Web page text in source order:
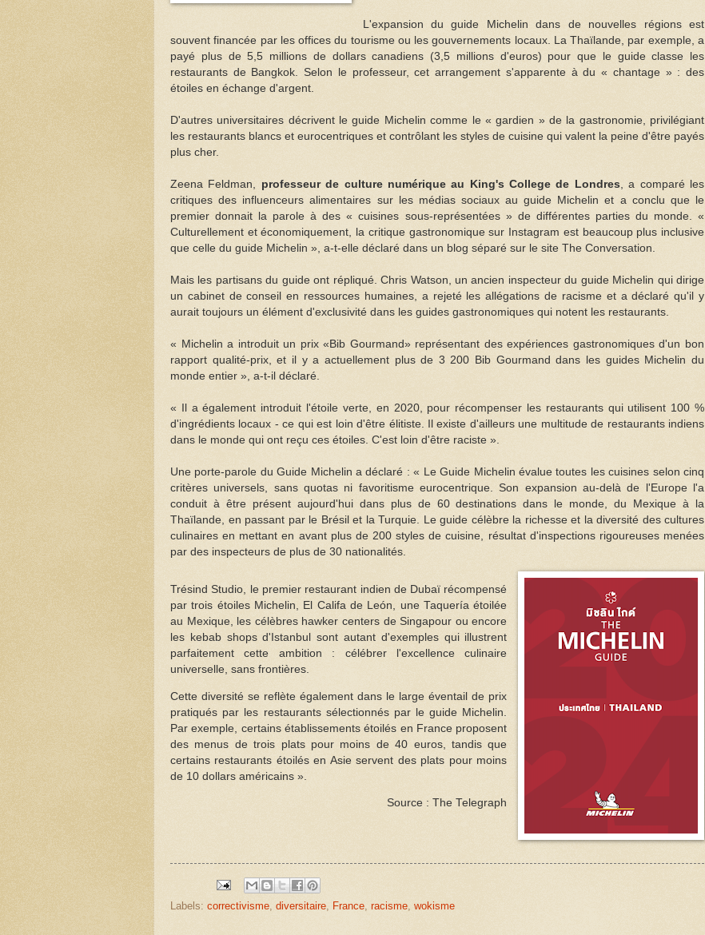
L'expansion du guide Michelin dans de nouvelles régions est
souvent financée par les offices du tourisme ou les gouvernements locaux. La Thaïlande, par exemple, a
payé plus de 5,5 millions de dollars canadiens (3,5 millions d'euros) pour que le guide classe les
restaurants de Bangkok. Selon le professeur, cet arrangement s'apparente à du « chantage » : des
étoiles en échange d'argent.
D'autres universitaires décrivent le guide Michelin comme le « gardien » de la gastronomie, privilégiant
les restaurants blancs et eurocentriques et contrôlant les styles de cuisine qui valent la peine d'être payés
plus cher.
Zeena Feldman, professeur de culture numérique au King's College de Londres, a comparé les
critiques des influenceurs alimentaires sur les médias sociaux au guide Michelin et a conclu que le
premier donnait la parole à des « cuisines sous-représentées » de différentes parties du monde. «
Culturellement et économiquement, la critique gastronomique sur Instagram est beaucoup plus inclusive
que celle du guide Michelin », a-t-elle déclaré dans un blog séparé sur le site The Conversation.
Mais les partisans du guide ont répliqué. Chris Watson, un ancien inspecteur du guide Michelin qui dirige
un cabinet de conseil en ressources humaines, a rejeté les allégations de racisme et a déclaré qu'il y
aurait toujours un élément d'exclusivité dans les guides gastronomiques qui notent les restaurants.
« Michelin a introduit un prix «Bib Gourmand» représentant des expériences gastronomiques d'un bon
rapport qualité-prix, et il y a actuellement plus de 3 200 Bib Gourmand dans les guides Michelin du
monde entier », a-t-il déclaré.
« Il a également introduit l'étoile verte, en 2020, pour récompenser les restaurants qui utilisent 100 %
d'ingrédients locaux - ce qui est loin d'être élitiste. Il existe d'ailleurs une multitude de restaurants indiens
dans le monde qui ont reçu ces étoiles. C'est loin d'être raciste ».
Une porte-parole du Guide Michelin a déclaré : « Le Guide Michelin évalue toutes les cuisines selon cinq
critères universels, sans quotas ni favoritisme eurocentrique. Son expansion au-delà de l'Europe l'a
conduit à être présent aujourd'hui dans plus de 60 destinations dans le monde, du Mexique à la
Thaïlande, en passant par le Brésil et la Turquie. Le guide célèbre la richesse et la diversité des cultures
culinaires en mettant en avant plus de 200 styles de cuisine, résultat d'inspections rigoureuses menées
par des inspecteurs de plus de 30 nationalités.
Trésind Studio, le premier restaurant indien de Dubaï récompensé
par trois étoiles Michelin, El Califa de León, une Taquería étoilée
au Mexique, les célèbres hawker centers de Singapour ou encore
les kebab shops d'Istanbul sont autant d'exemples qui illustrent
parfaitement cette ambition : célébrer l'excellence culinaire
universelle, sans frontières.
Cette diversité se reflète également dans le large éventail de prix
pratiqués par les restaurants sélectionnés par le guide Michelin.
Par exemple, certains établissements étoilés en France proposent
des menus de trois plats pour moins de 40 euros, tandis que
certains restaurants étoilés en Asie servent des plats pour moins
de 10 dollars américains ».
Source : The Telegraph
Labels: correctivisme diversitaire France racisme wokisme